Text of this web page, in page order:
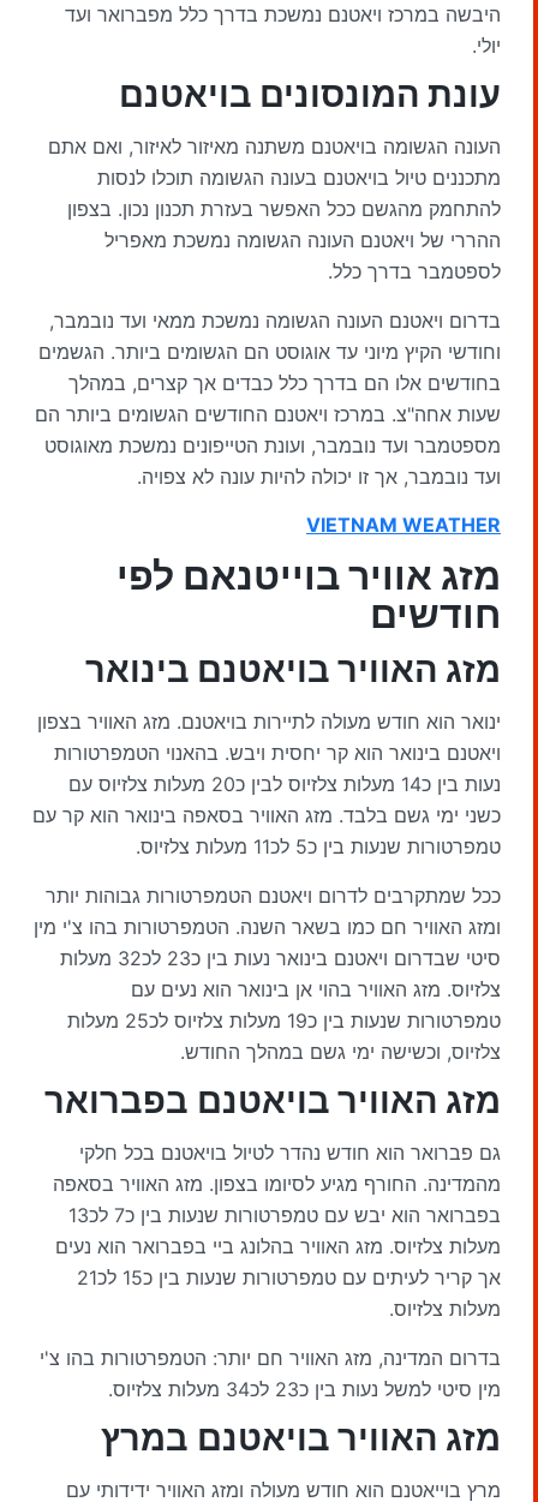
היבשה במרכז ויאטנם נמשכת בדרך כלל מפברואר ועד
יולי.
עונת המונסונים בויאטנם
העונה הגשומה בויאטנם משתנה מאיזור לאיזור, ואם אתם
מתכננים טיול בויאטנם בעונה הגשומה תוכלו לנסות
להתחמק מהגשם ככל האפשר בעזרת תכנון נכון. בצפון
ההררי של ויאטנם העונה הגשומה נמשכת מאפריל
לספטמבר בדרך כלל.
בדרום ויאטנם העונה הגשומה נמשכת ממאי ועד נובמבר,
וחודשי הקיץ מיוני עד אוגוסט הם הגשומים ביותר. הגשמים
בחודשים אלו הם בדרך כלל כבדים אך קצרים, במהלך
שעות אחה"צ. במרכז ויאטנם החודשים הגשומים ביותר הם
מספטמבר ועד נובמבר, ועונת הטייפונים נמשכת מאוגוסט
ועד נובמבר, אך זו יכולה להיות עונה לא צפויה.
VIETNAM WEATHER
מזג אוויר בוייטנאם לפי
חודשים
מזג האוויר בויאטנם בינואר
ינואר הוא חודש מעולה לתיירות בויאטנם. מזג האוויר בצפון
ויאטנם בינואר הוא קר יחסית ויבש. בהאנוי הטמפרטורות
נעות בין כ14 מעלות צלזיוס לבין כ20 מעלות צלזיוס עם
כשני ימי גשם בלבד. מזג האוויר בסאפה בינואר הוא קר עם
טמפרטורות שנעות בין כ5 לכ11 מעלות צלזיוס.
ככל שמתקרבים לדרום ויאטנם הטמפרטורות גבוהות יותר
ומזג האוויר חם כמו בשאר השנה. הטמפרטורות בהו צ'י מין
סיטי שבדרום ויאטנם בינואר נעות בין כ23 לכ32 מעלות
צלזיוס. מזג האוויר בהוי אן בינואר הוא נעים עם
טמפרטורות שנעות בין כ19 מעלות צלזיוס לכ25 מעלות
צלזיוס, וכשישה ימי גשם במהלך החודש.
מזג האוויר בויאטנם בפברואר
גם פברואר הוא חודש נהדר לטיול בויאטנם בכל חלקי
מהמדינה. החורף מגיע לסיומו בצפון. מזג האוויר בסאפה
בפברואר הוא יבש עם טמפרטורות שנעות בין כ7 לכ13
מעלות צלזיוס. מזג האוויר בהלונג ביי בפברואר הוא נעים
אך קריר לעיתים עם טמפרטורות שנעות בין כ15 לכ21
מעלות צלזיוס.
בדרום המדינה, מזג האוויר חם יותר: הטמפרטורות בהו צ'י
מין סיטי למשל נעות בין כ23 לכ34 מעלות צלזיוס.
מזג האוויר בויאטנם במרץ
מרץ בוייאטנם הוא חודש מעולה ומזג האוויר ידידותי עם